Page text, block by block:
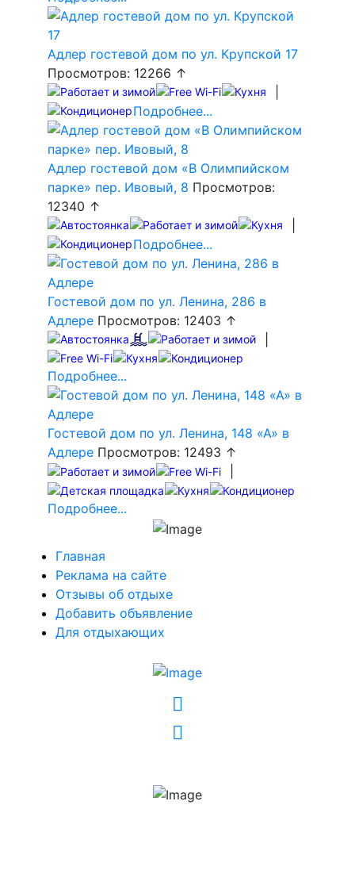
Адлер гостевой дом по ул. Крупской 17
Просмотров: 12266 ↑
Подробнее...
Адлер гостевой дом «В Олимпийском
парке» пер. Ивовый, 8 Просмотров:
12340 ↑
Подробнее...
Гостевой дом по ул. Ленина, 286 в
Адлере Просмотров: 12403 ↑
Подробнее...
Гостевой дом по ул. Ленина, 148 «А» в
Адлере Просмотров: 12493 ↑
Подробнее...
Главная
Реклама на сайте
Отзывы об отдыхе
Добавить объявление
Для отдыхающих